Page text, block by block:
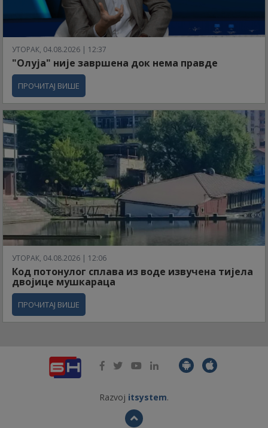
УТОРАК, 04.08.2026 | 12:37
"Олуја" није завршена док нема правде
ПРОЧИТАЈ ВИШЕ
УТОРАК, 04.08.2026 | 12:06
Код потонулог сплава из воде извучена тијела
двојице мушкараца
ПРОЧИТАЈ ВИШЕ
Razvoj itsystem.